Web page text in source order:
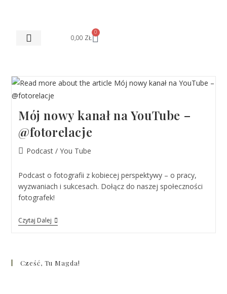
0,00 ZŁ
0
Mój nowy kanał na YouTube –
@fotorelacje
Podcast / You Tube
Podcast o fotografii z kobiecej perspektywy – o pracy,
wyzwaniach i sukcesach. Dołącz do naszej społeczności
fotografek!
Czytaj Dalej
Cześć, Tu Magda!